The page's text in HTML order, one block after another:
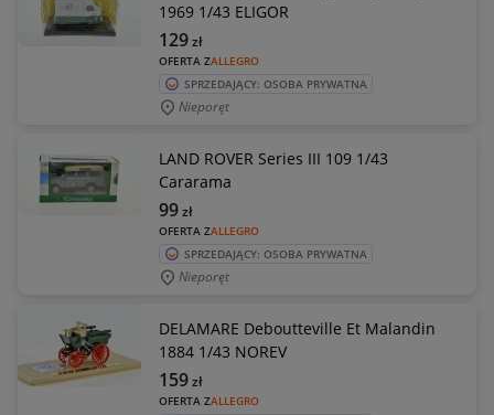
1969 1/43 ELIGOR
OFERTA ZALLEGRO
129zł
SPRZEDAJĄCY: OSOBA PRYWATNA
Nieporęt
LAND ROVER Series III 109 1/43
Cararama
OFERTA ZALLEGRO
99zł
SPRZEDAJĄCY: OSOBA PRYWATNA
Nieporęt
DELAMARE Deboutteville Et Malandin
1884 1/43 NOREV
OFERTA ZALLEGRO
159zł